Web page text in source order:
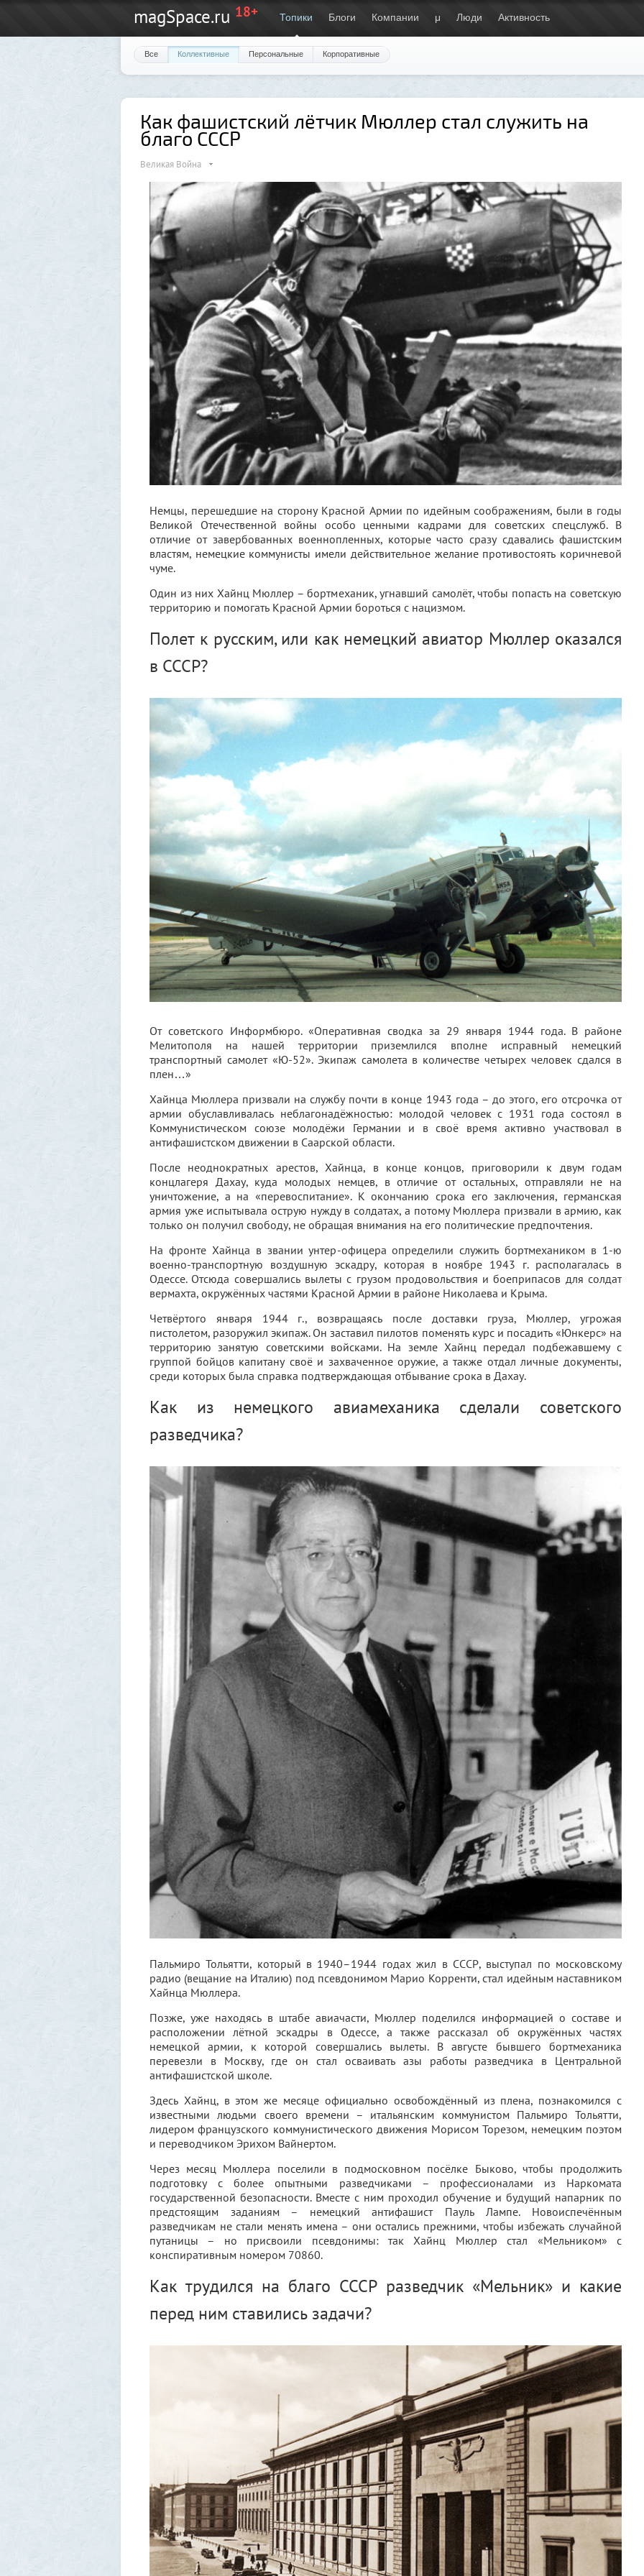
magSpace.ru 18+ Топики Блоги Компании μ Люди Активность
Все Коллективные Персональные Корпоративные
Как фашистский лётчик Мюллер стал служить на
благо СССР
Великая Война
Немцы, перешедшие на сторону Красной Армии по идейным соображениям, были в годы
Великой Отечественной войны особо ценными кадрами для советских спецслужб. В
отличие от завербованных военнопленных, которые часто сразу сдавались фашистским
властям, немецкие коммунисты имели действительное желание противостоять коричневой
чуме.
Один из них Хайнц Мюллер – бортмеханик, угнавший самолёт, чтобы попасть на советскую
территорию и помогать Красной Армии бороться с нацизмом.
Полет к русским, или как немецкий авиатор Мюллер оказался
в СССР?
От советского Информбюро. «Оперативная сводка за 29 января 1944 года. В районе
Мелитополя на нашей территории приземлился вполне исправный немецкий
транспортный самолет «Ю-52». Экипаж самолета в количестве четырех человек сдался в
плен…»
Хайнца Мюллера призвали на службу почти в конце 1943 года – до этого, его отсрочка от
армии обуславливалась неблагонадёжностью: молодой человек с 1931 года состоял в
Коммунистическом союзе молодёжи Германии и в своё время активно участвовал в
антифашистском движении в Саарской области.
После неоднократных арестов, Хайнца, в конце концов, приговорили к двум годам
концлагеря Дахау, куда молодых немцев, в отличие от остальных, отправляли не на
уничтожение, а на «перевоспитание». К окончанию срока его заключения, германская
армия уже испытывала острую нужду в солдатах, а потому Мюллера призвали в армию, как
только он получил свободу, не обращая внимания на его политические предпочтения.
На фронте Хайнца в звании унтер-офицера определили служить бортмехаником в 1-ю
военно-транспортную воздушную эскадру, которая в ноябре 1943 г. располагалась в
Одессе. Отсюда совершались вылеты с грузом продовольствия и боеприпасов для солдат
вермахта, окружённых частями Красной Армии в районе Николаева и Крыма.
Четвёртого января 1944 г., возвращаясь после доставки груза, Мюллер, угрожая
пистолетом, разоружил экипаж. Он заставил пилотов поменять курс и посадить «Юнкерс» на
территорию занятую советскими войсками. На земле Хайнц передал подбежавшему с
группой бойцов капитану своё и захваченное оружие, а также отдал личные документы,
среди которых была справка подтверждающая отбывание срока в Дахау.
Как из немецкого авиамеханика сделали советского
разведчика?
Пальмиро Тольятти, который в 1940–1944 годах жил в СССР, выступал по московскому
радио (вещание на Италию) под псевдонимом Марио Корренти, стал идейным наставником
Хайнца Мюллера.
Позже, уже находясь в штабе авиачасти, Мюллер поделился информацией о составе и
расположении лётной эскадры в Одессе, а также рассказал об окружённых частях
немецкой армии, к которой совершались вылеты. В августе бывшего бортмеханика
перевезли в Москву, где он стал осваивать азы работы разведчика в Центральной
антифашистской школе.
Здесь Хайнц, в этом же месяце официально освобождённый из плена, познакомился с
известными людьми своего времени – итальянским коммунистом Пальмиро Тольятти,
лидером французского коммунистического движения Морисом Торезом, немецким поэтом
и переводчиком Эрихом Вайнертом.
Через месяц Мюллера поселили в подмосковном посёлке Быково, чтобы продолжить
подготовку с более опытными разведчиками – профессионалами из Наркомата
государственной безопасности. Вместе с ним проходил обучение и будущий напарник по
предстоящим заданиям – немецкий антифашист Пауль Лампе. Новоиспечённым
разведчикам не стали менять имена – они остались прежними, чтобы избежать случайной
путаницы – но присвоили псевдонимы: так Хайнц Мюллер стал «Мельником» с
конспиративным номером 70860.
Как трудился на благо СССР разведчик «Мельник» и какие
перед ним ставились задачи?